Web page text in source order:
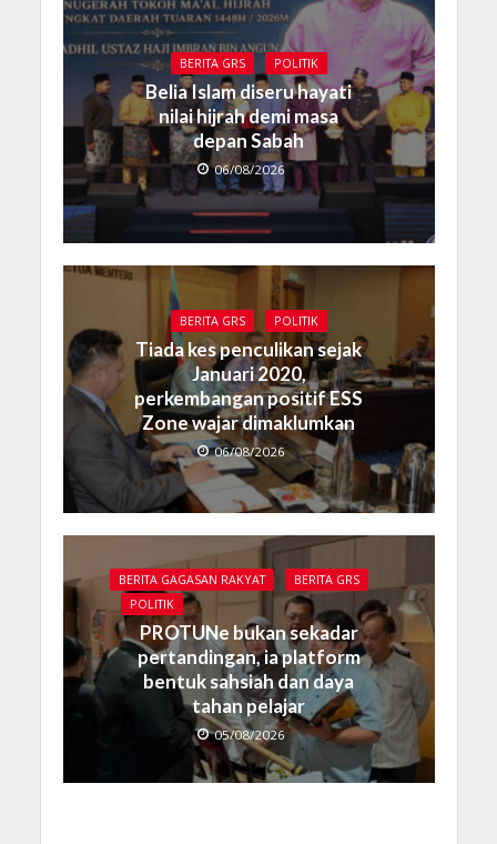
BERITA GRS POLITIK
Belia Islam diseru hayati
nilai hijrah demi masa
depan Sabah
06/08/2026
BERITA GRS POLITIK
Tiada kes penculikan sejak
Januari 2020,
perkembangan positif ESS
Zone wajar dimaklumkan
06/08/2026
BERITA GAGASAN RAKYAT
BERITA GRS
POLITIK
PROTUNe bukan sekadar
pertandingan, ia platform
bentuk sahsiah dan daya
tahan pelajar
05/08/2026